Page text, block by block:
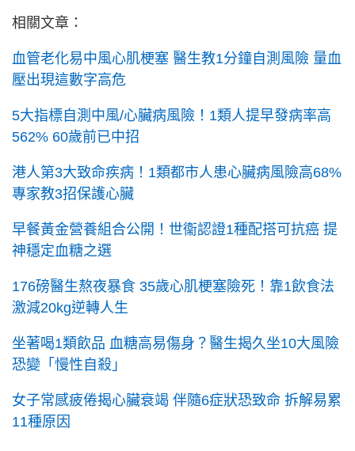
相關文章：
血管老化易中風心肌梗塞 醫生教1分鐘自測風險 量血
壓出現這數字高危
5大指標自測中風/心臟病風險！1類人提早發病率高
562% 60歲前已中招
港人第3大致命疾病！1類都市人患心臟病風險高68%
專家教3招保護心臟
早餐黃金營養組合公開！世衞認證1種配搭可抗癌 提
神穩定血糖之選
176磅醫生熬夜暴食 35歲心肌梗塞險死！靠1飲食法
激減20kg逆轉人生
坐著喝1類飲品 血糖高易傷身？醫生揭久坐10大風險
恐變「慢性自殺」
女子常感疲倦揭心臟衰竭 伴隨6症狀恐致命 拆解易累
11種原因